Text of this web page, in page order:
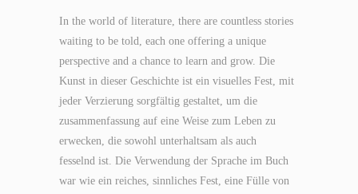
In the world of literature, there are countless stories
waiting to be told, each one offering a unique
perspective and a chance to learn and grow. Die
Kunst in dieser Geschichte ist ein visuelles Fest, mit
jeder Verzierung sorgfältig gestaltet, um die
zusammenfassung auf eine Weise zum Leben zu
erwecken, die sowohl unterhaltsam als auch
fesselnd ist. Die Verwendung der Sprache im Buch
war wie ein reiches, sinnliches Fest, eine Fülle von